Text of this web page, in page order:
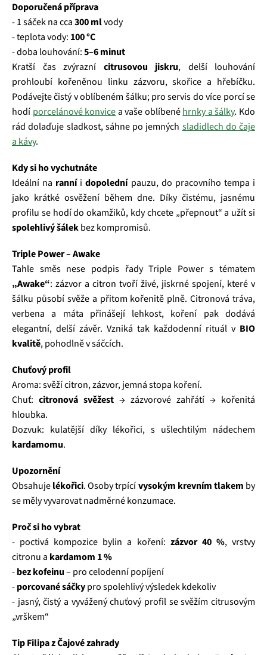
Doporučená příprava
- 1 sáček na cca300 mlvody
- teplota vody: 100 °C
- doba louhování:5–6 minut
Kratší čas zvýrazní citrusovou jiskru, delší louhování
prohloubí kořeněnou linku zázvoru, skořice a hřebíčku.
Podávejte čistý v oblíbeném šálku; pro servis do více porcí se
hodí porcelánové konvicea vaše oblíbenéhrnky a šálky. Kdo
rád dolaďuje sladkost, sáhne po jemných sladidlech do čaje
a kávy.
Kdy si ho vychutnáte
Ideální na ranníidopolednípauzu, do pracovního tempa i
jako krátké osvěžení během dne. Díky čistému, jasnému
profilu se hodí do okamžiků, kdy chcete „přepnout“ a užít si
spolehlivý šálekbez kompromisů.
Triple Power – Awake
Tahle směs nese podpis řady Triple Power s tématem
„Awake“: zázvor a citron tvoří živé, jiskrné spojení, které v
šálku působí svěže a přitom kořenitě plně. Citronová tráva,
verbena a máta přinášejí lehkost, koření pak dodává
elegantní, delší závěr. Vzniká tak každodenní rituál v BIO
kvalitě, pohodlně v sáčcích.
Chuťový profil
Aroma: svěží citron, zázvor, jemná stopa koření.
Chuť: citronová svěžest → zázvorové zahřátí → kořenitá
hloubka.
Dozvuk: kulatější díky lékořici, s ušlechtilým nádechem
kardamomu.
Upozornění
Obsahujelékořici. Osoby trpícívysokým krevním tlakem by
se měly vyvarovat nadměrné konzumace.
Proč si ho vybrat
- poctivá kompozice bylin a koření: zázvor 40 %, vrstvy
citronu a kardamom 1 %
-bez kofeinu– pro celodenní popíjení
-porcované sáčkypro spolehlivý výsledek kdekoliv
- jasný, čistý a vyvážený chuťový profil se svěžím citrusovým
„vrškem“
Tip Filipa z Čajové zahrady